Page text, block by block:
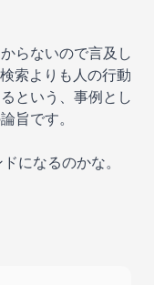
らないので言及し
索よりも人の行動
という、事例とし
旨です。
になるのかな。